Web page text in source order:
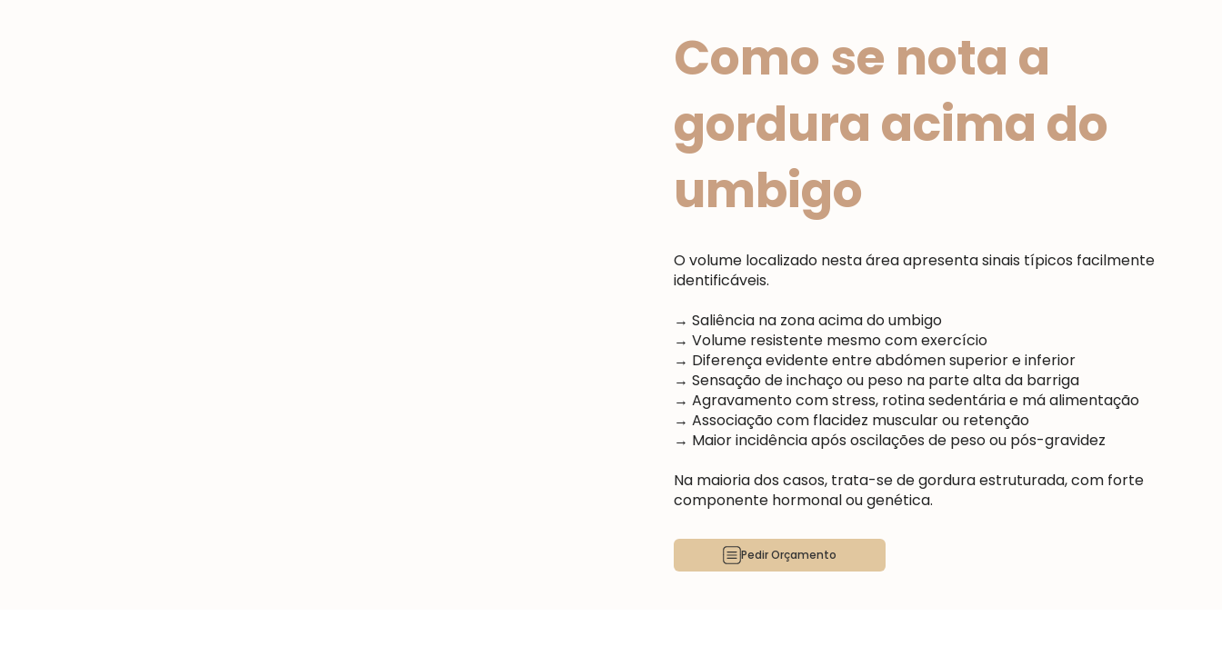
Como se nota a
gordura acima do
umbigo
O volume localizado nesta área apresenta sinais típicos facilmente
identificáveis.
→ Saliência na zona acima do umbigo
→ Volume resistente mesmo com exercício
→ Diferença evidente entre abdómen superior e inferior
→ Sensação de inchaço ou peso na parte alta da barriga
→ Agravamento com stress, rotina sedentária e má alimentação
→ Associação com flacidez muscular ou retenção
→ Maior incidência após oscilações de peso ou pós-gravidez
Na maioria dos casos, trata-se de gordura estruturada, com forte
componente hormonal ou genética.
Pedir Orçamento